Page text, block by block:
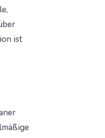
ist